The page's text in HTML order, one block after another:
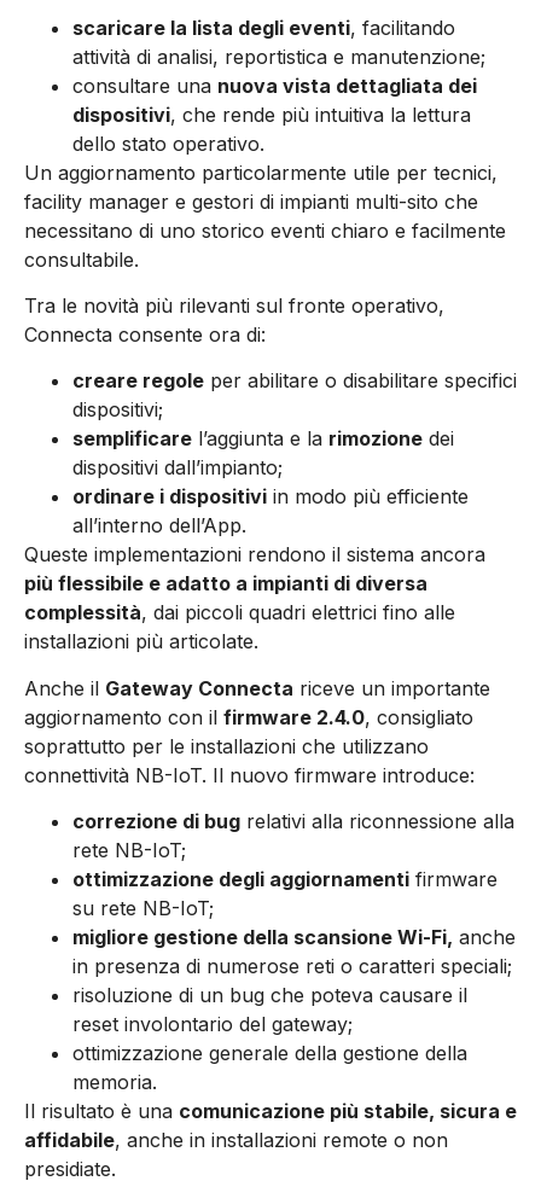
scaricare la lista degli eventi, facilitando
attività di analisi, reportistica e manutenzione;
consultare una nuova vista dettagliata dei
dispositivi, che rende più intuitiva la lettura
dello stato operativo.
Un aggiornamento particolarmente utile per tecnici,
facility manager e gestori di impianti multi-sito che
necessitano di uno storico eventi chiaro e facilmente
consultabile.
Tra le novità più rilevanti sul fronte operativo,
Connecta consente ora di:
creare regole per abilitare o disabilitare specifici
dispositivi;
semplificare l’aggiunta e la rimozione dei
dispositivi dall’impianto;
ordinare i dispositivi in modo più efficiente
all’interno dell’App.
Queste implementazioni rendono il sistema ancora
più flessibile e adatto a impianti di diversa
complessità, dai piccoli quadri elettrici fino alle
installazioni più articolate.
Anche il Gateway Connecta riceve un importante
aggiornamento con il firmware 2.4.0, consigliato
soprattutto per le installazioni che utilizzano
connettività NB-IoT. Il nuovo firmware introduce:
correzione di bug relativi alla riconnessione alla
rete NB-IoT;
ottimizzazione degli aggiornamenti firmware
su rete NB-IoT;
migliore gestione della scansione Wi-Fi, anche
in presenza di numerose reti o caratteri speciali;
risoluzione di un bug che poteva causare il
reset involontario del gateway;
ottimizzazione generale della gestione della
memoria.
Il risultato è una comunicazione più stabile, sicura e
affidabile, anche in installazioni remote o non
presidiate.